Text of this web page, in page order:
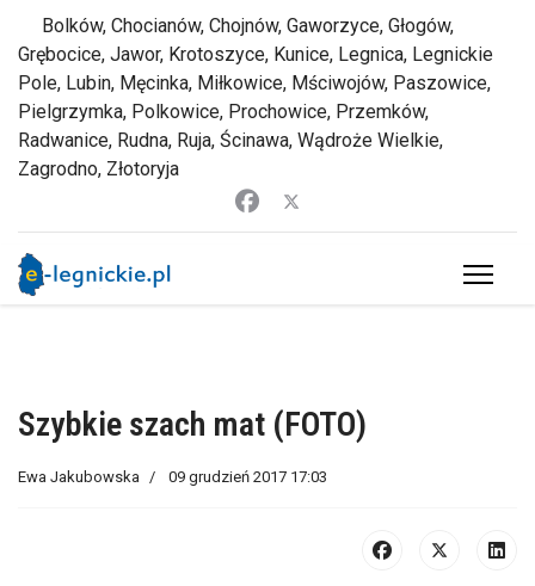
Bolków, Chocianów, Chojnów, Gaworzyce, Głogów,
Grębocice, Jawor, Krotoszyce, Kunice, Legnica, Legnickie
Pole, Lubin, Męcinka, Miłkowice, Mściwojów, Paszowice,
Pielgrzymka, Polkowice, Prochowice, Przemków,
Radwanice, Rudna, Ruja, Ścinawa, Wądroże Wielkie,
Zagrodno, Złotoryja
Szybkie szach mat (FOTO)
Ewa Jakubowska 09 grudzień 2017 17:03